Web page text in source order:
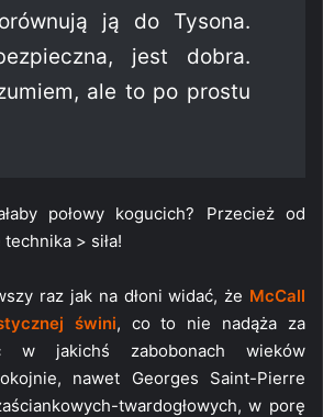
ją do Tysona.
jest dobra.
ale to po prostu
połowy kogucich? Przecież od
> siła!
raz jak na dłoni widać, że McCall
świni, co to nie nadąża za
w jakichś zabobonach wieków
nawet Georges Saint-Pierre
twardogłowych, w porę